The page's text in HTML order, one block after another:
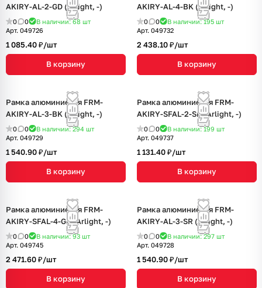
AKIRY-AL-2-GD (Arlight, -)
0 0 В наличии: 68 шт
Арт. 049726
1 085.40 ₽/шт
В корзину
AKIRY-AL-4-BK (Arlight, -)
0 0 В наличии: 195 шт
Арт. 049732
2 438.10 ₽/шт
В корзину
Рамка алюминиевая FRM-
AKIRY-AL-3-BK (Arlight, -)
0 0 В наличии: 294 шт
Арт. 049729
1 540.90 ₽/шт
В корзину
Рамка алюминиевая FRM-
AKIRY-SFAL-2-SR (Arlight, -)
0 0 В наличии: 199 шт
Арт. 049737
1 131.40 ₽/шт
В корзину
Рамка алюминиевая FRM-
AKIRY-SFAL-4-GD (Arlight, -)
0 0 В наличии: 93 шт
Арт. 049745
2 471.60 ₽/шт
В корзину
Рамка алюминиевая FRM-
AKIRY-AL-3-SR (Arlight, -)
0 0 В наличии: 297 шт
Арт. 049728
1 540.90 ₽/шт
В корзину